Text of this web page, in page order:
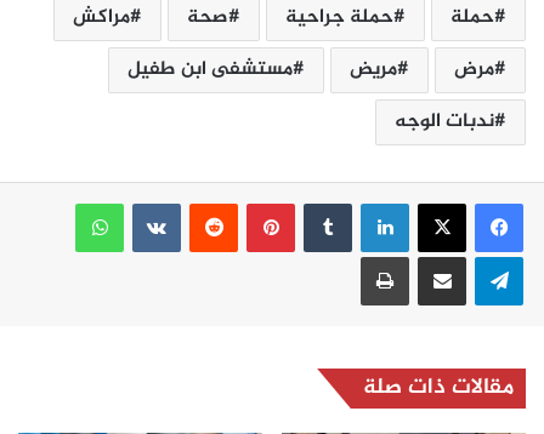
حملة
حملة جراحية صحة
مراكش
مرض
مريض
مستشفى ابن طفيل
ندبات الوجه
لينكدإن بينتيريست
واتساب
تيلقرام مشاركة عبر البريد طباعة
مقالات ذات صلة